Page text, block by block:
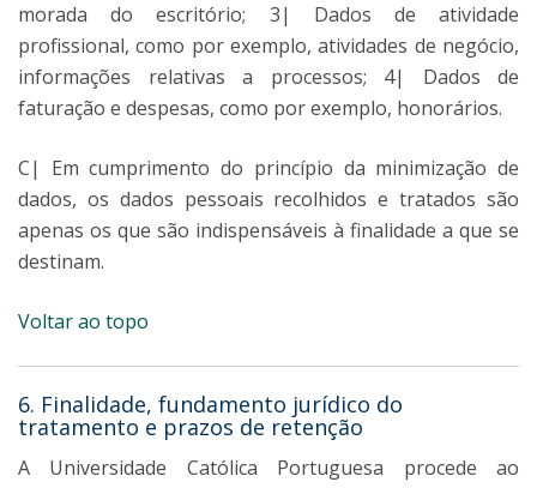
morada do escritório; 3| Dados de atividade
profissional, como por exemplo, atividades de negócio,
informações relativas a processos; 4| Dados de
faturação e despesas, como por exemplo, honorários.
C| Em cumprimento do princípio da minimização de
dados, os dados pessoais recolhidos e tratados são
apenas os que são indispensáveis à finalidade a que se
destinam.
Voltar ao topo
6. Finalidade, fundamento jurídico do
tratamento e prazos de retenção
A Universidade Católica Portuguesa procede ao